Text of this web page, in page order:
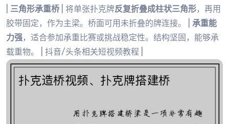
三角形承重桥 | 将单张扑克牌反复折叠成柱状三角形，再用
胶带固定，作为主梁。桥面可用未折叠的牌连接。 | 承重能
力强，适合参加承重比赛或挑战稳定性。结构坚固，能够承
载重物。 | 抖音/头条相关短视频教程 |